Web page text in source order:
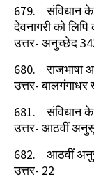
679.
संविधान
देवनागरी को
उत्तर- अनुच्छेद
680.
राजभाषा
उत्तर- बालगंगाधर
681.
संविधान के
उत्तर- आठवीं
682.
आठवीं
उत्तर- 22